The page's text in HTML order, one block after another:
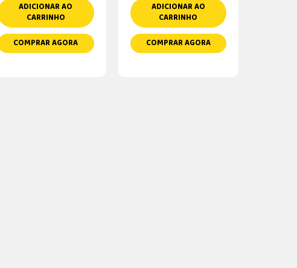
ADICIONAR AO
CARRINHO
COMPRAR AGORA
ADICIONAR AO
CARRINHO
COMPRAR AGORA